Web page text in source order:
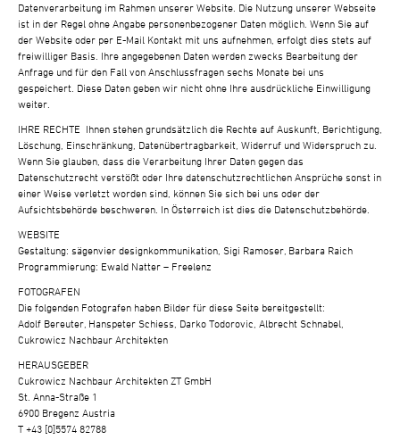
Datenverarbeitung im Rahmen unserer Website. Die Nutzung unserer Webseite
ist in der Regel ohne Angabe personenbezogener Daten möglich. Wenn Sie auf
der Website oder per E-Mail Kontakt mit uns aufnehmen, erfolgt dies stets auf
freiwilliger Basis. Ihre angegebenen Daten werden zwecks Bearbeitung der
Anfrage und für den Fall von Anschlussfragen sechs Monate bei uns
gespeichert. Diese Daten geben wir nicht ohne Ihre ausdrückliche Einwilligung
weiter.
IHRE RECHTE Ihnen stehen grundsätzlich die Rechte auf Auskunft, Berichtigung,
Löschung, Einschränkung, Datenübertragbarkeit, Widerruf und Widerspruch zu.
Wenn Sie glauben, dass die Verarbeitung Ihrer Daten gegen das
Datenschutzrecht verstößt oder Ihre datenschutzrechtlichen Ansprüche sonst in
einer Weise verletzt worden sind, können Sie sich bei uns oder der
Aufsichtsbehörde beschweren. In Österreich ist dies die Datenschutzbehörde.
WEBSITE
Gestaltung: sägenvier designkommunikation, Sigi Ramoser, Barbara Raich
Programmierung: Ewald Natter – Freelenz
FOTOGRAFEN
Die folgenden Fotografen haben Bilder für diese Seite bereitgestellt:
Adolf Bereuter, Hanspeter Schiess, Darko Todorovic, Albrecht Schnabel,
Cukrowicz Nachbaur Architekten
HERAUSGEBER
Cukrowicz Nachbaur Architekten ZT GmbH
St. Anna-Straße 1
6900 Bregenz Austria
T +43 [0]5574 82788